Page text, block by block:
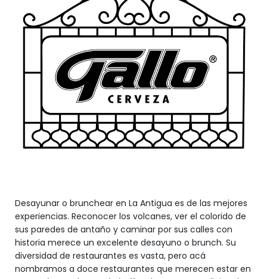
Desayunar o brunchear en La Antigua es de las mejores
experiencias. Reconocer los volcanes, ver el colorido de
sus paredes de antaño y caminar por sus calles con
historia merece un excelente desayuno o brunch. Su
diversidad de restaurantes es vasta, pero acá
nombramos a doce restaurantes que merecen estar en